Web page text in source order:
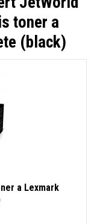
toner a
(black)
a Lexmark